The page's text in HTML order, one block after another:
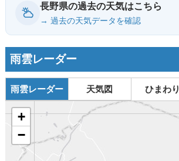
長野県の過去の天気はこちら
→ 過去の天気データを確認
雨雲レーダー
雨雲レーダー 天気図 ひまわり
+
−